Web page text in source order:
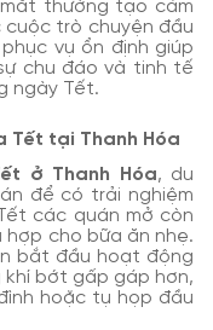
thường tạo cảm
trò chuyện đầu
vụ ổn định giúp
chu đáo và tinh tế
ngày Tết.
Tết tại Thanh Hóa
ở Thanh Hóa, du
để có trải nghiệm
các quán mở còn
hợp cho bữa ăn nhẹ.
bắt đầu hoạt động
khí bớt gấp gáp hơn,
hoặc tụ họp đầu